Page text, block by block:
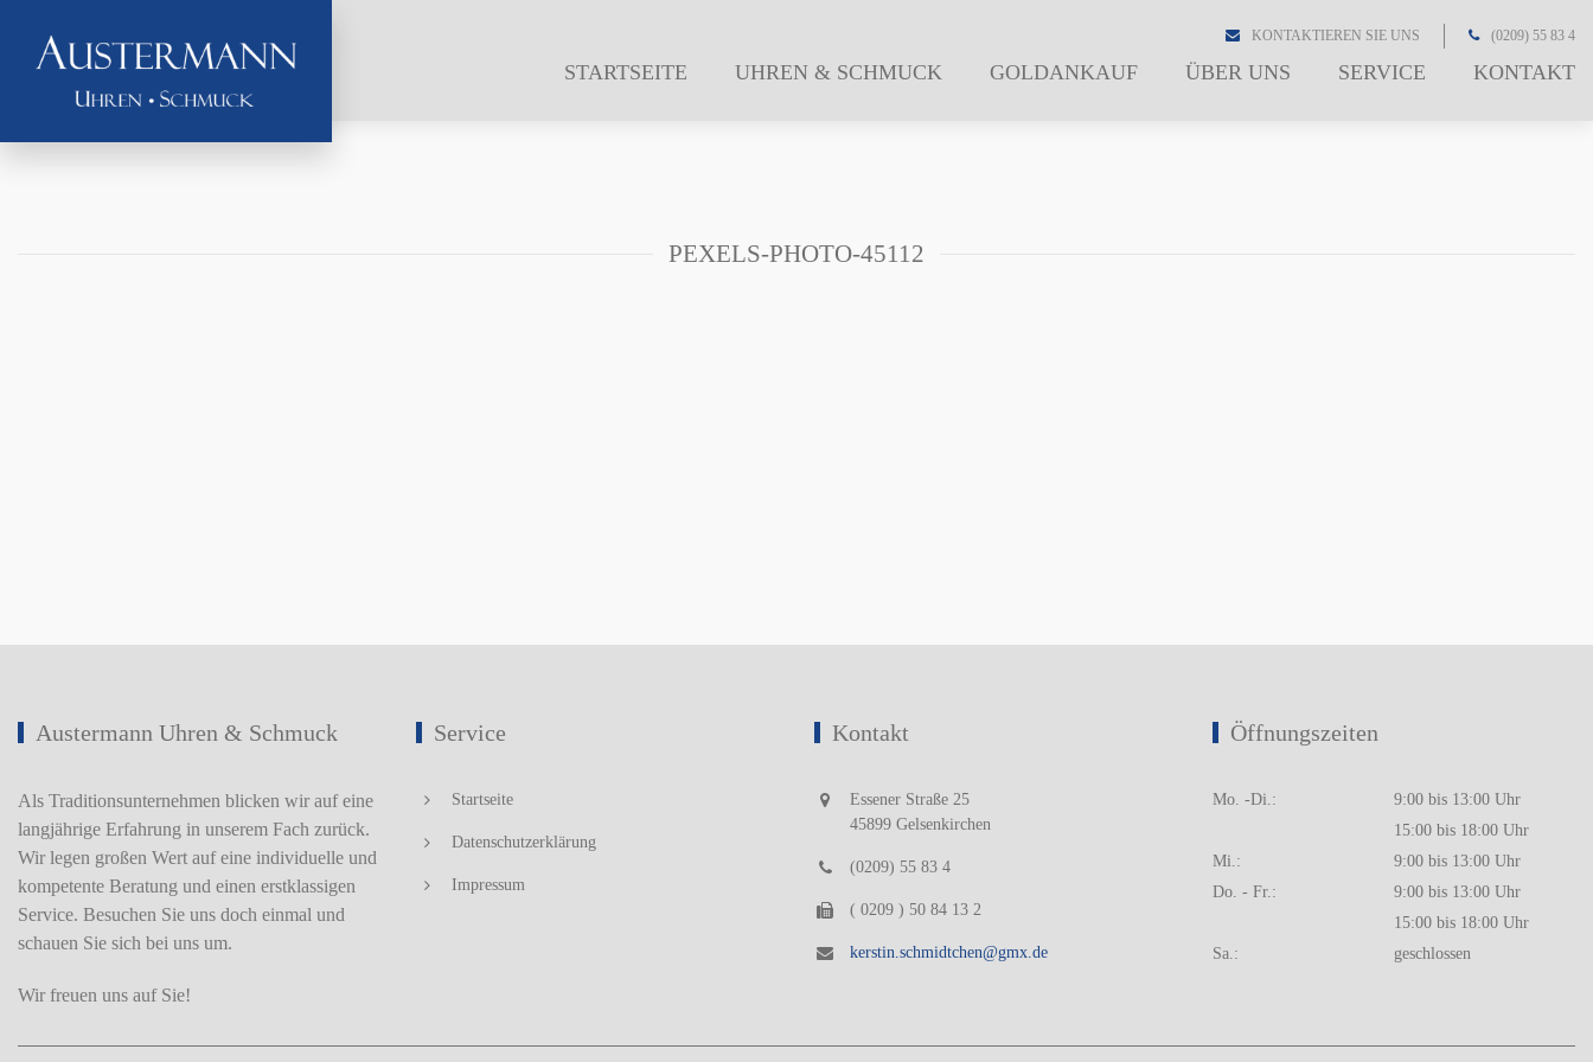
KONTAKTIEREN SIE UNS (0209) 55 83 4
STARTSEITE UHREN & SCHMUCK GOLDANKAUF ÜBER UNS SERVICE KONTAKT
PEXELS-PHOTO-45112
Austermann Uhren & Schmuck
Als Traditionsunternehmen blicken wir auf eine
langjährige Erfahrung in unserem Fach zurück.
Wir legen großen Wert auf eine individuelle und
kompetente Beratung und einen erstklassigen
Service. Besuchen Sie uns doch einmal und
schauen Sie sich bei uns um.
Wir freuen uns auf Sie!
Service
Startseite
Datenschutzerklärung
Impressum
Kontakt
Essener Straße 25
45899 Gelsenkirchen
(0209) 55 83 4
( 0209 ) 50 84 13 2
kerstin.schmidtchen@gmx.de
Öffnungszeiten
Mo. -Di.:
9:00 bis 13:00 Uhr
15:00 bis 18:00 Uhr
Mi.:
9:00 bis 13:00 Uhr
Do. - Fr.:
9:00 bis 13:00 Uhr
15:00 bis 18:00 Uhr
Sa.:
geschlossen